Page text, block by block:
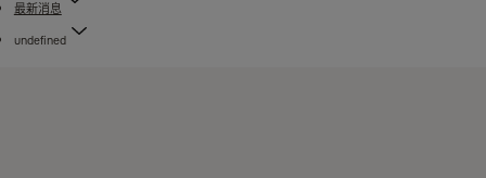
最新消息
undefined